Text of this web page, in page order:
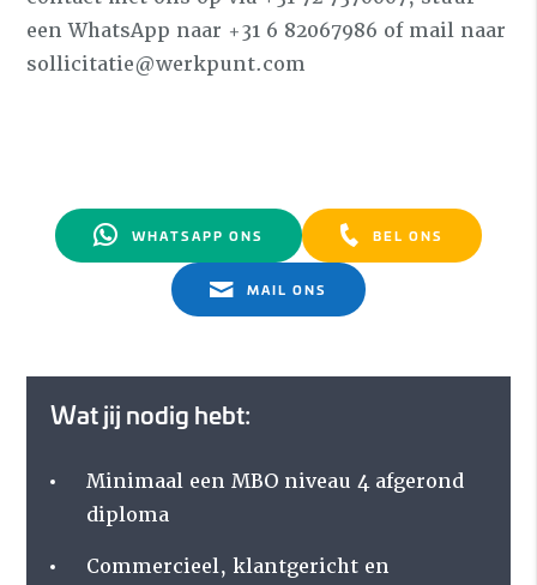
een WhatsApp naar +31 6 82067986 of mail naar
sollicitatie@werkpunt.com
Wat jij nodig hebt:
Minimaal een MBO niveau 4 afgerond
diploma
Commercieel, klantgericht en
WHATSAPP ONS BEL ONS
MAIL ONS